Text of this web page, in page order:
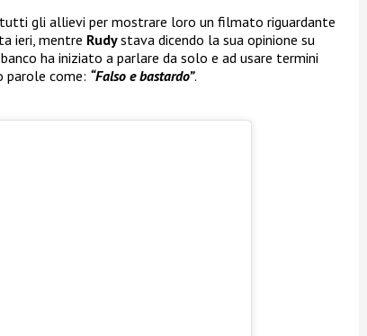
gli allievi per mostrare loro un filmato riguardante
ieri, mentre Rudystava dicendo la sua opinione su
ha iniziato a parlare da solo e ad usare termini
come: “Falso e bastardo”.